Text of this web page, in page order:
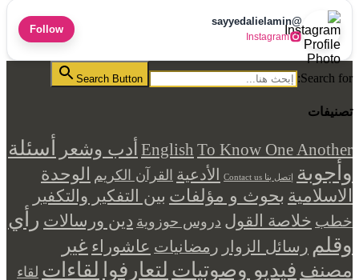
@sayyedalielamin
Instagram
Follow
Search for:
Search Button
تصنيفات
English To Know One Another أدب وشعر
أسئلة
وأجوبة
إتصل بنا Contact us الأدعية القرآن الكريم
الوحدة
الاسلامية بحوث و مؤلفات بين التفكير والتكفير
خطب خلاصة القول دروس حوزوية دين ورسالات رأي
وقلم رسائل الزوار رمضانيات عاشوراء غير
مصنف فيديو وصوتيات لتعارفوا لقاءات لقاء